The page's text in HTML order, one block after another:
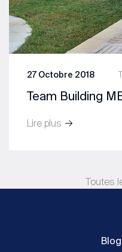
27 Octobre 2018
Team Building
Lire plus
Toutes